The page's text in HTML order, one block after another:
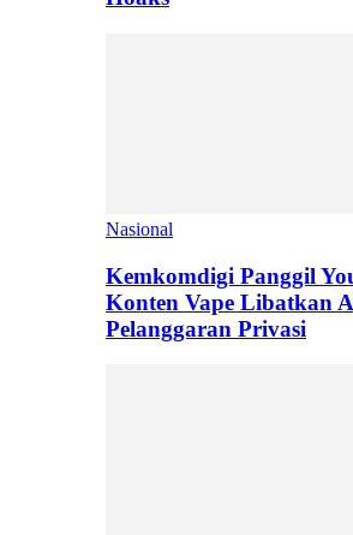
Nasional
Kemkomdigi Panggil
Konten Vape Libatkan
Pelanggaran Privasi